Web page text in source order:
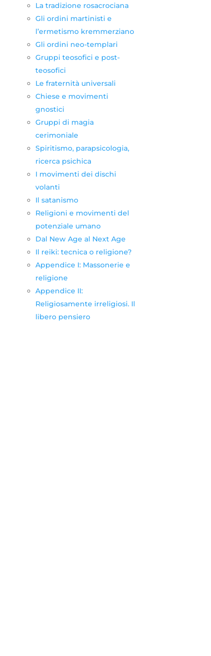
La tradizione rosacrociana
Gli ordini martinisti e
l’ermetismo kremmerziano
Gli ordini neo-templari
Gruppi teosofici e post-
teosofici
Le fraternità universali
Chiese e movimenti
gnostici
Gruppi di magia
cerimoniale
Spiritismo, parapsicologia,
ricerca psichica
I movimenti dei dischi
volanti
Il satanismo
Religioni e movimenti del
potenziale umano
Dal New Age al Next Age
Il reiki: tecnica o religione?
Appendice I: Massonerie e
religione
Appendice II:
Religiosamente irreligiosi. Il
libero pensiero